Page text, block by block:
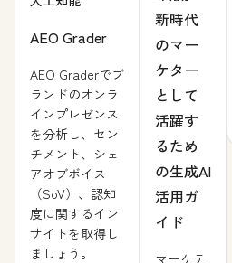
AEO Grader
AEO Graderでブ
ランドのオンラ
インプレゼンス
を分析し、セン
チメント、シェ
アオブボイス
（SoV）、認知
度に関するイン
サイトを取得し
ましょう。
新時代
のマー
ケター
として
活躍す
るため
の生成AI
活用ガ
イド
マーケテ